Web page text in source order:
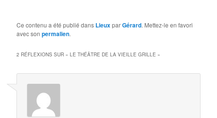
Ce contenu a été publié dans LieuxparGérard. Mettez-le en favori
avec sonpermalien.
2 RÉFLEXIONS SUR «LE THÉÂTRE DE LA VIEILLE GRILLE »